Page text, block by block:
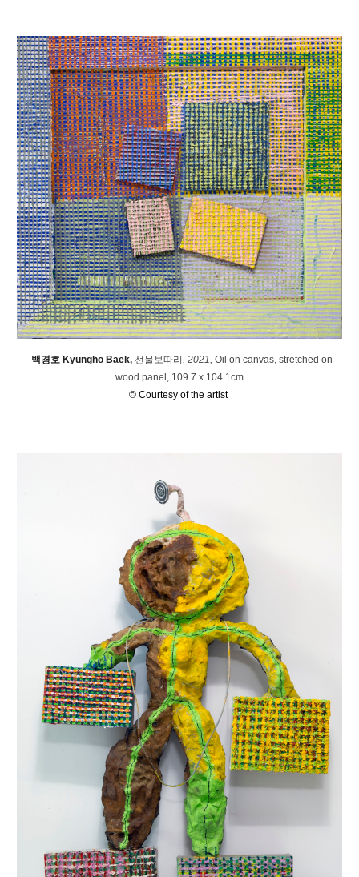
백경호 Kyungho Baek, 선물보따리 , 2021, Oil on canvas, stretched on
wood panel, 109.7 x 104.1cm
© Courtesy of the artist